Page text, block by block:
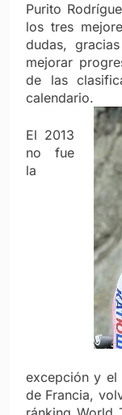
Purito
los tres
dudas,
mejorar
de las
calendario.
El 2013
no fue
la
excepción y el
de Francia,